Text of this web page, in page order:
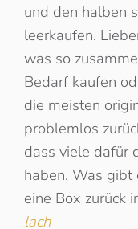
und den halben
leerkaufen.
was so
Bedarf kaufen
die meisten
problemlos
dass viele dafür
haben. Was gibt
eine Box zurück
lach